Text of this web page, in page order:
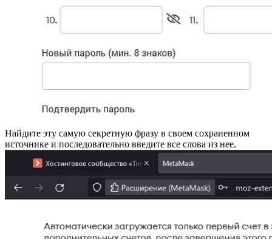
Найдите эту самую секретную фразу в своем сохраненном
источнике и последовательно введите все слова из нее.